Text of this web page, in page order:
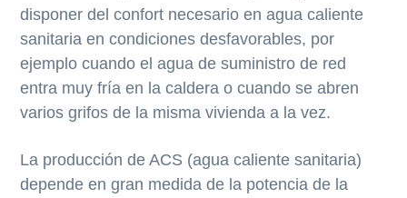
disponer del confort necesario en agua caliente
sanitaria en condiciones desfavorables, por
ejemplo cuando el agua de suministro de red
entra muy fría en la caldera o cuando se abren
varios grifos de la misma vivienda a la vez.
La producción de ACS (agua caliente sanitaria)
depende en gran medida de la potencia de la